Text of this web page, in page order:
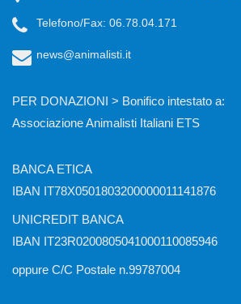
Telefono/Fax: 06.78.04.171
news@animalisti.it
PER DONAZIONI > Bonifico intestato a:
Associazione Animalisti Italiani ETS
BANCA ETICA
IBAN IT78X0501803200000011141876
UNICREDIT BANCA
IBAN IT23R0200805041000110085946
oppure C/C Postale n.99787004